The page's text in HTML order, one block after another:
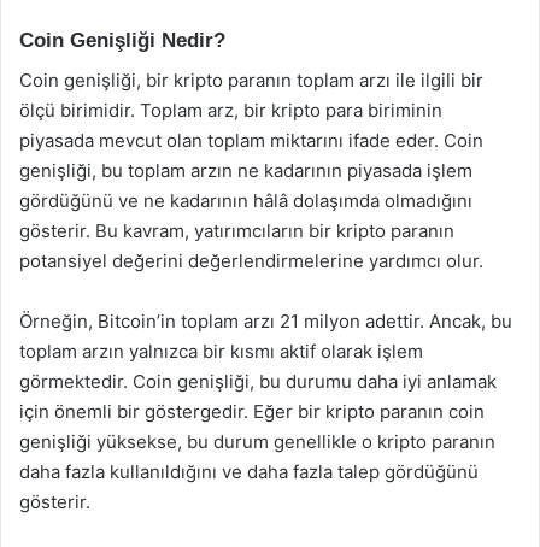
Coin Genişliği Nedir?
Coin genişliği, bir kripto paranın toplam arzı ile ilgili bir
ölçü birimidir. Toplam arz, bir kripto para biriminin
piyasada mevcut olan toplam miktarını ifade eder. Coin
genişliği, bu toplam arzın ne kadarının piyasada işlem
gördüğünü ve ne kadarının hâlâ dolaşımda olmadığını
gösterir. Bu kavram, yatırımcıların bir kripto paranın
potansiyel değerini değerlendirmelerine yardımcı olur.
Örneğin, Bitcoin’in toplam arzı 21 milyon adettir. Ancak, bu
toplam arzın yalnızca bir kısmı aktif olarak işlem
görmektedir. Coin genişliği, bu durumu daha iyi anlamak
için önemli bir göstergedir. Eğer bir kripto paranın coin
genişliği yüksekse, bu durum genellikle o kripto paranın
daha fazla kullanıldığını ve daha fazla talep gördüğünü
gösterir.